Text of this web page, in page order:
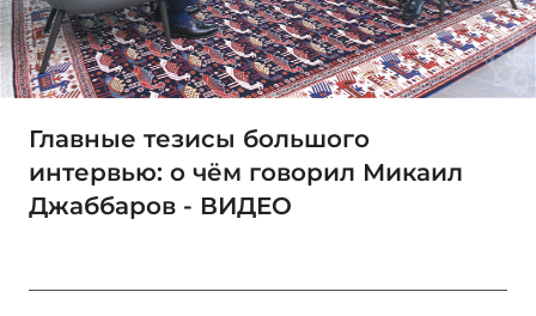
Главные тезисы большого
интервью: о чём говорил Микаил
Джаббаров - ВИДЕО